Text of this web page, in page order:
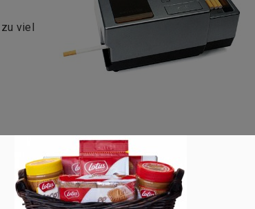
viel
100 mm)